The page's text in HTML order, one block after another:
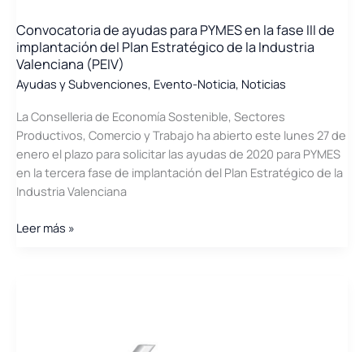
Convocatoria de ayudas para PYMES en la fase III de
implantación del Plan Estratégico de la Industria
Valenciana (PEIV)
Ayudas y Subvenciones, Evento-Noticia, Noticias
La Conselleria de Economía Sostenible, Sectores
Productivos, Comercio y Trabajo ha abierto este lunes 27 de
enero el plazo para solicitar las ayudas de 2020 para PYMES
en la tercera fase de implantación del Plan Estratégico de la
Industria Valenciana
Convocatoria
Leer más »